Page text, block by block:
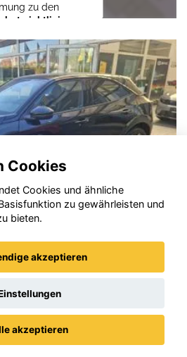
zu den
und
aktivieren
Cookies
Cookies und ähnliche
zu gewährleisten und
bieten.
akzeptieren
akzeptieren